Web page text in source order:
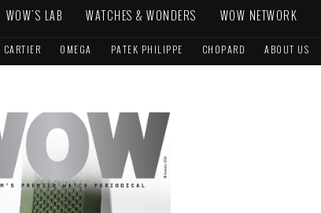
WOW'S LAB WATCHES & WONDERS WOW NETWORK
CARTIER OMEGA PATEK PHILIPPE CHOPARD ABOUT US